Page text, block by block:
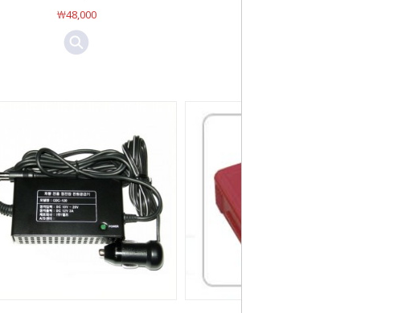
￦48,000